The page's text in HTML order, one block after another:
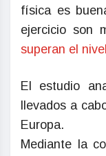
física es
ejercicio son
superan el
El estudio
llevados a
Europa.
Mediante la